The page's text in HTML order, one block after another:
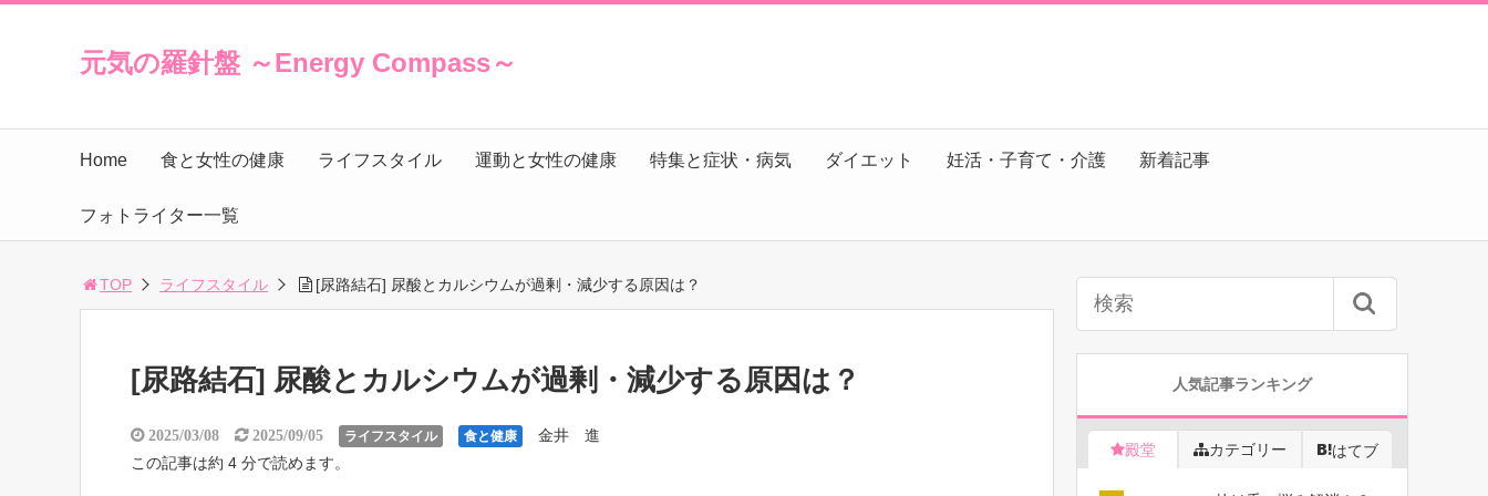
元気の羅針盤 ～Energy Compass～
Home 食と女性の健康 ライフスタイル 運動と女性の健康 特集と症状・病気 ダイエット 妊活・子育て・介護 新着記事
フォトライター一覧
TOP ライフスタイル [尿路結石] 尿酸とカルシウムが過剰・減少する原因は？
[尿路結石] 尿酸とカルシウムが過剰・減少する原因は？
2025/03/08 2025/09/05 ライフスタイル 食と健康
金井 進
この記事は約 4 分で読めます。
人気記事ランキング
殿堂 カテゴリー はてブ